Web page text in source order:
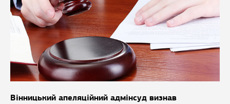
Вінницький апеляційний адмінсуд визнав